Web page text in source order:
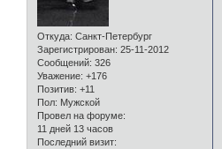
Откуда: Санкт-Петербург
Зарегистрирован: 25-11-2012
Сообщений: 326
Уважение: +176
Позитив: +11
Пол: Мужской
Провел на форуме:
11 дней 13 часов
Последний визит: